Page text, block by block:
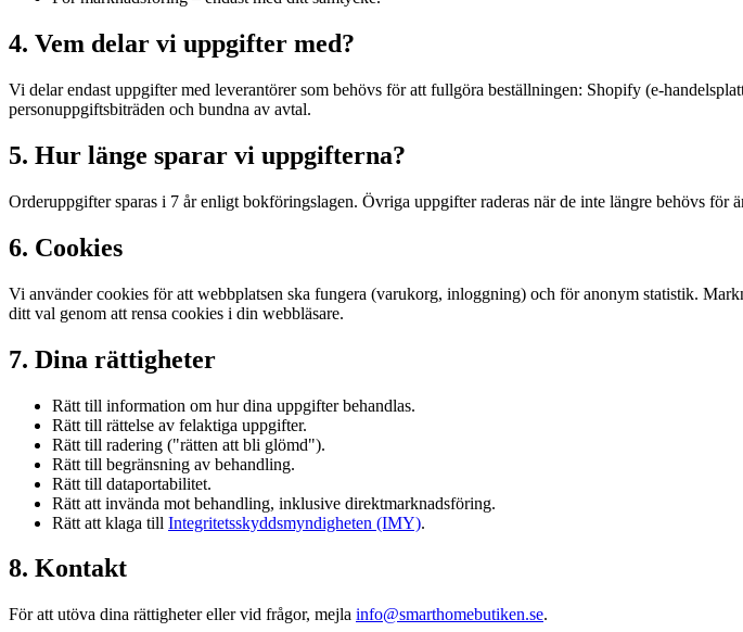
4. Vem delar vi uppgifter med?
Vi delar endast uppgifter med leverantörer som behövs för att fullgöra beställningen: Shopify (e-
personuppgiftsbiträden och bundna av avtal.
5. Hur länge sparar vi uppgifterna?
Orderuppgifter sparas i 7 år enligt bokföringslagen. Övriga uppgifter raderas när de inte längre behövs för
6. Cookies
Vi använder cookies för att webbplatsen ska fungera (varukorg, inloggning) och för anonym statistik.
ditt val genom att rensa cookies i din webbläsare.
7. Dina rättigheter
Rätt till information om hur dina uppgifter behandlas.
Rätt till rättelse av felaktiga uppgifter.
Rätt till radering ("rätten att bli glömd").
Rätt till begränsning av behandling.
Rätt till dataportabilitet.
Rätt att invända mot behandling, inklusive direktmarknadsföring.
Rätt att klaga till Integritetsskyddsmyndigheten (IMY).
8. Kontakt
För att utöva dina rättigheter eller vid frågor, mejla info@smarthomebutiken.se.